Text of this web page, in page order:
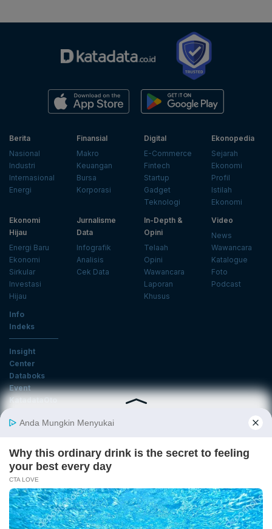
Berita
Nasional
Industri
Internasional
Energi
Finansial
Makro
Keuangan
Bursa
Korporasi
Digital
E-Commerce
Fintech
Startup
Gadget
Teknologi
Ekonopedia
Sejarah
Ekonomi
Profil
Istilah
Ekonomi
Ekonomi
Hijau
Energi Baru
Ekonomi
Sirkular
Investasi
Hijau
Jurnalisme
Data
Infografik
Analisis
Cek Data
In-Depth &
Opini
Telaah
Opini
Wawancara
Laporan
Khusus
Video
News
Wawancara
Katalogue
Foto
Podcast
Info
Indeks
Insight
Center
Databoks
Event
KatadataOto
Email
Daftar